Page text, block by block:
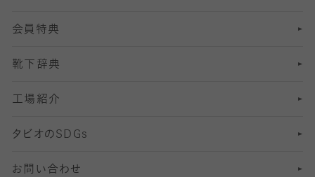
13分丈レギンス
Sサイズ（22～25cm）
Mサイズ（25～27cm）
Lサイズ（27～29cm）
足の疲れ対策
足の臭い対策
冷え対策
靴ずれ対策
快適な睡眠対策
会員特典
靴下辞典
工場紹介
タビオのSDGs
お問い合わせ